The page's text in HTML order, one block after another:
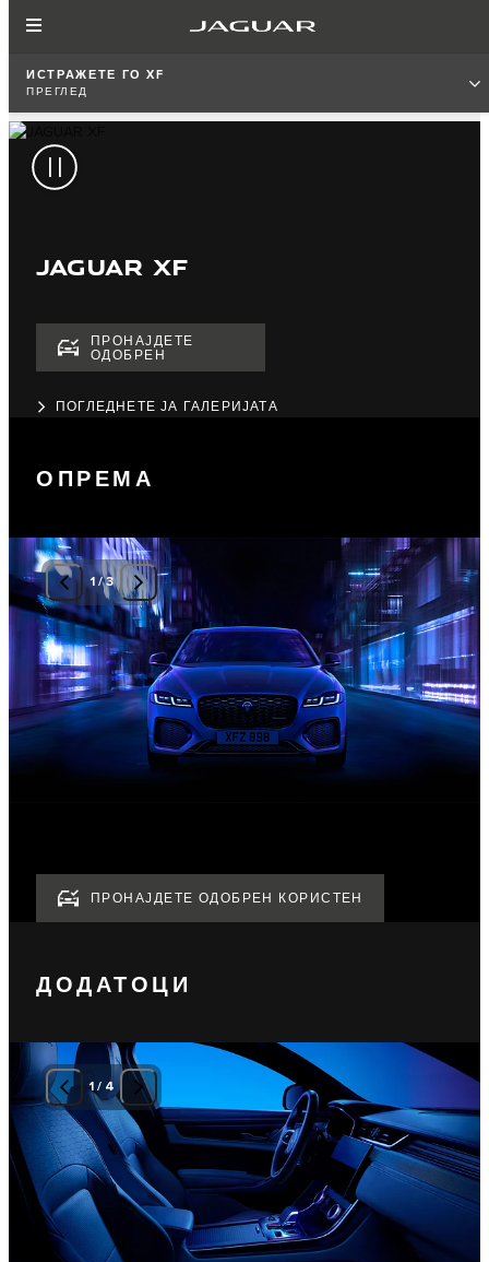
ИСТРАЖЕТЕ ГО XF
ПРЕГЛЕД
JAGUAR XF
ПРОНАЈДЕТЕ
ОДОБРЕН
ПОГЛЕДНЕТЕ ЈА ГАЛЕРИЈАТА
ОПРЕМА
1/3
ПРОНАЈДЕТЕ ОДОБРЕН КОРИСТЕН
ДОДАТОЦИ
1/ 4